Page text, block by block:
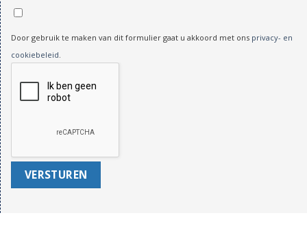
Door gebruik te maken van dit formulier gaat u akkoord met ons privacy- en
cookiebeleid